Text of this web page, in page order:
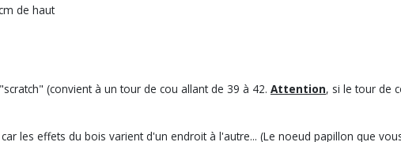
de haut
(convient à un tour de cou allant de 39 à 42. Attention, si le tour de
les effets du bois varient d'un endroit à l'autre... (Le noeud papillon que